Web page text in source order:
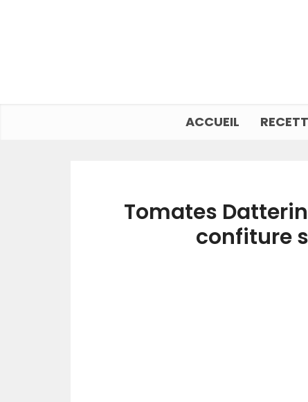
ACCUEIL
Tomates
confiture